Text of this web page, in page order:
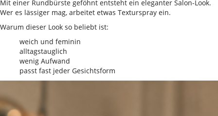
Mit einer Rundbürste geföhnt entsteht ein eleganter Salon-Look.
Wer es lässiger mag, arbeitet etwas Texturspray ein.
Warum dieser Look so beliebt ist:
weich und feminin
alltagstauglich
wenig Aufwand
passt fast jeder Gesichtsform